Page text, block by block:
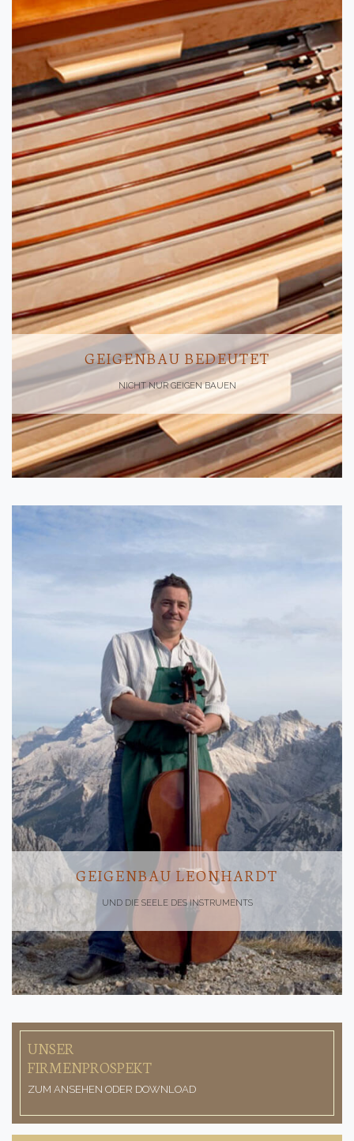
GEIGENBAU BEDEUTET
NICHT NUR GEIGEN BAUEN
GEIGENBAU LEONHARDT
UND DIE SEELE DES INSTRUMENTS
UNSER
FIRMENPROSPEKT
ZUM ANSEHEN ODER DOWNLOAD